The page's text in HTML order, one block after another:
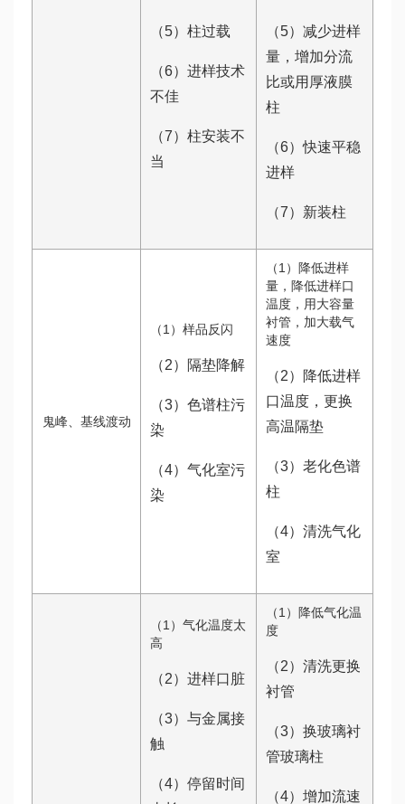
（5）柱过载
（6）进样技术
不佳
（7）柱安装不
当
（5）减少进样
量，增加分流
比或用厚液膜
柱
（6）快速平稳
进样
（7）新装柱
鬼峰、基线渡动
（1）样品反闪
（2）隔垫降解
（3）色谱柱污
染
（4）气化室污
染
（1）降低进样
量，降低进样口
温度，用大容量
衬管，加大载气
速度
（2）降低进样
口温度，更换
高温隔垫
（3）老化色谱
柱
（4）清洗气化
室
（1）气化温度太
高
（2）进样口脏
（3）与金属接
触
（4）停留时间
（1）降低气化温
度
（2）清洗更换
衬管
（3）换玻璃衬
管玻璃柱
（4）增加流速